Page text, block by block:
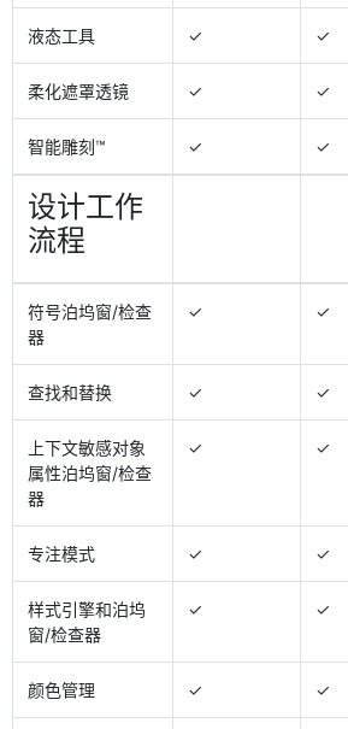
液态工具 ✓ ✓
柔化遮罩透镜 ✓ ✓
智能雕刻™ ✓ ✓
设计工作
流程
符号泊坞窗/检查
器
✓ ✓
查找和替换 ✓ ✓
上下文敏感对象
属性泊坞窗/检查
器
✓ ✓
专注模式 ✓ ✓
样式引擎和泊坞
窗/检查器
✓ ✓
颜色管理 ✓ ✓